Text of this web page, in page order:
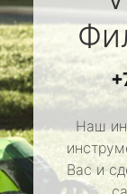
Наш
Вас и